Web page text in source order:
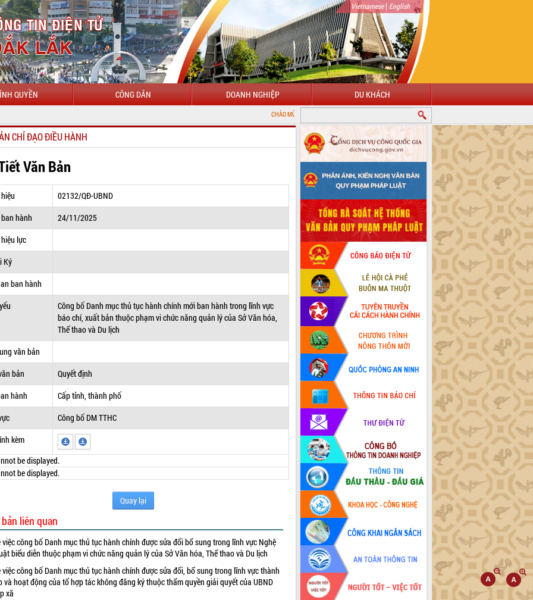
Vietnamese| English
QUYỀN CÔNG DÂN DOANH NGHIỆP DU KHÁCH
CHÀO MỪNG ĐẾN VỚI CỔNG THÔNG TIN ĐIỆN TỬ TỈNH ĐẮK LẮK
CHỈ ĐẠO ĐIỀU HÀNH
Văn Bản
02132/QĐ-UBND
hành
24/11/2025
lực
Ký
ban hành
Công bố Danh mục thủ tục hành chính mới ban hành trong lĩnh vực
báo chí, xuất bản thuộc phạm vi chức năng quản lý của Sở Văn hóa,
Thể thao và Du lịch
văn bản
bản
Quyết định
hành
Cấp tỉnh, thành phố
Công bố DM TTHC
kèm
be displayed.
be displayed.
Quay lại
liên quan
việc công bố Danh mục thủ tục hành chính được sửa đổi bổ sung trong lĩnh vực Nghệ
biểu diễn thuộc phạm vi chức năng quản lý của Sở Văn hóa, Thể thao và Du lịch
việc công bố Danh mục thủ tục hành chính được sửa đổi, bổ sung trong lĩnh vực thành
và hoạt động của tổ hợp tác không đăng ký thuộc thẩm quyền giải quyết của UBND
xã